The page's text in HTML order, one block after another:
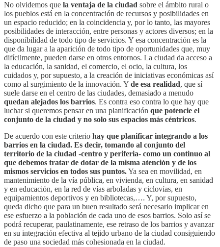
No olvidemos que la ventaja de la ciudad sobre el ámbito rural o
los pueblos está en la concentración de recursos y posibilidades en
un espacio reducido; en la coincidencia y, por lo tanto, las mayores
posibilidades de interacción, entre personas y actores diversos; en la
disponibilidad de todo tipo de servicios. Y esa concentración es la
que da lugar a la aparición de todo tipo de oportunidades que, muy
difícilmente, pueden darse en otros entornos. La ciudad da acceso a
la educación, la sanidad, el comercio, el ocio, la cultura, los
cuidados y, por supuesto, a la creación de iniciativas económicas así
como al surgimiento de la innovación. Y de esa realidad, que sí
suele darse en el centro de las ciudades, demasiado a menudo
quedan alejados los barrios. Es contra eso contra lo que hay que
luchar si queremos pensar en una planificación que potencie el
conjunto de la ciudad y no solo sus espacios más céntricos.
De acuerdo con este criterio hay que planificar integrando a los
barrios en la ciudad. Es decir, tomando al conjunto del
territorio de la ciudad -centro y periferia- como un continuo al
que debemos tratar de dotar de la misma atención y de los
mismos servicios en todos sus puntos.Ya sea en movilidad, en
mantenimiento de la vía pública, en vivienda, en cultura, en sanidad
y en educación, en la red de vías arboladas y ciclovías, en
equipamientos deportivos y en bibliotecas,…. Y, por supuesto,
queda dicho que para un buen resultado será necesario implicar en
ese esfuerzo a la población de cada uno de esos barrios. Solo así se
podrá recuperar, paulatinamente, ese retraso de los barrios y avanzar
en su integración efectiva al tejido urbano de la ciudad consiguiendo
de paso una sociedad más cohesionada en la ciudad.